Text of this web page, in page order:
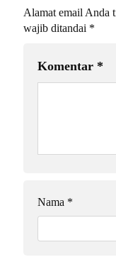
Alamat email Anda
wajib ditandai *
Komentar *
Nama *